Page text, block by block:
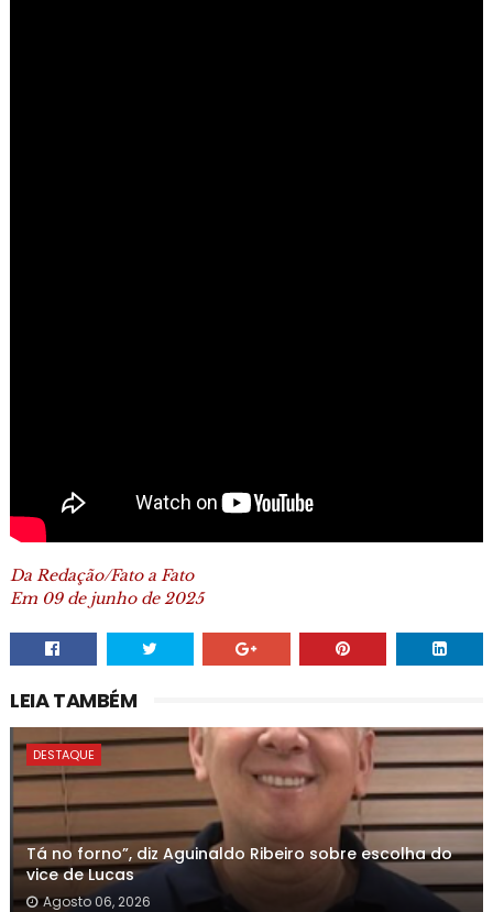
Da Redação/Fato a Fato
Em 09 de junho de 2025
LEIA TAMBÉM
DESTAQUE
Tá no forno”, diz Aguinaldo Ribeiro sobre escolha do
vice de Lucas
Agosto 06, 2026